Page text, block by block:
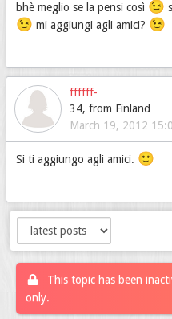
bhè meglio se la pensi così 😉
😉 mi aggiungi agli amici? 😉
ffffff-
34, from Finland
March 19, 2012
Si ti aggiungo agli amici. 🙂
This topic has been
only.